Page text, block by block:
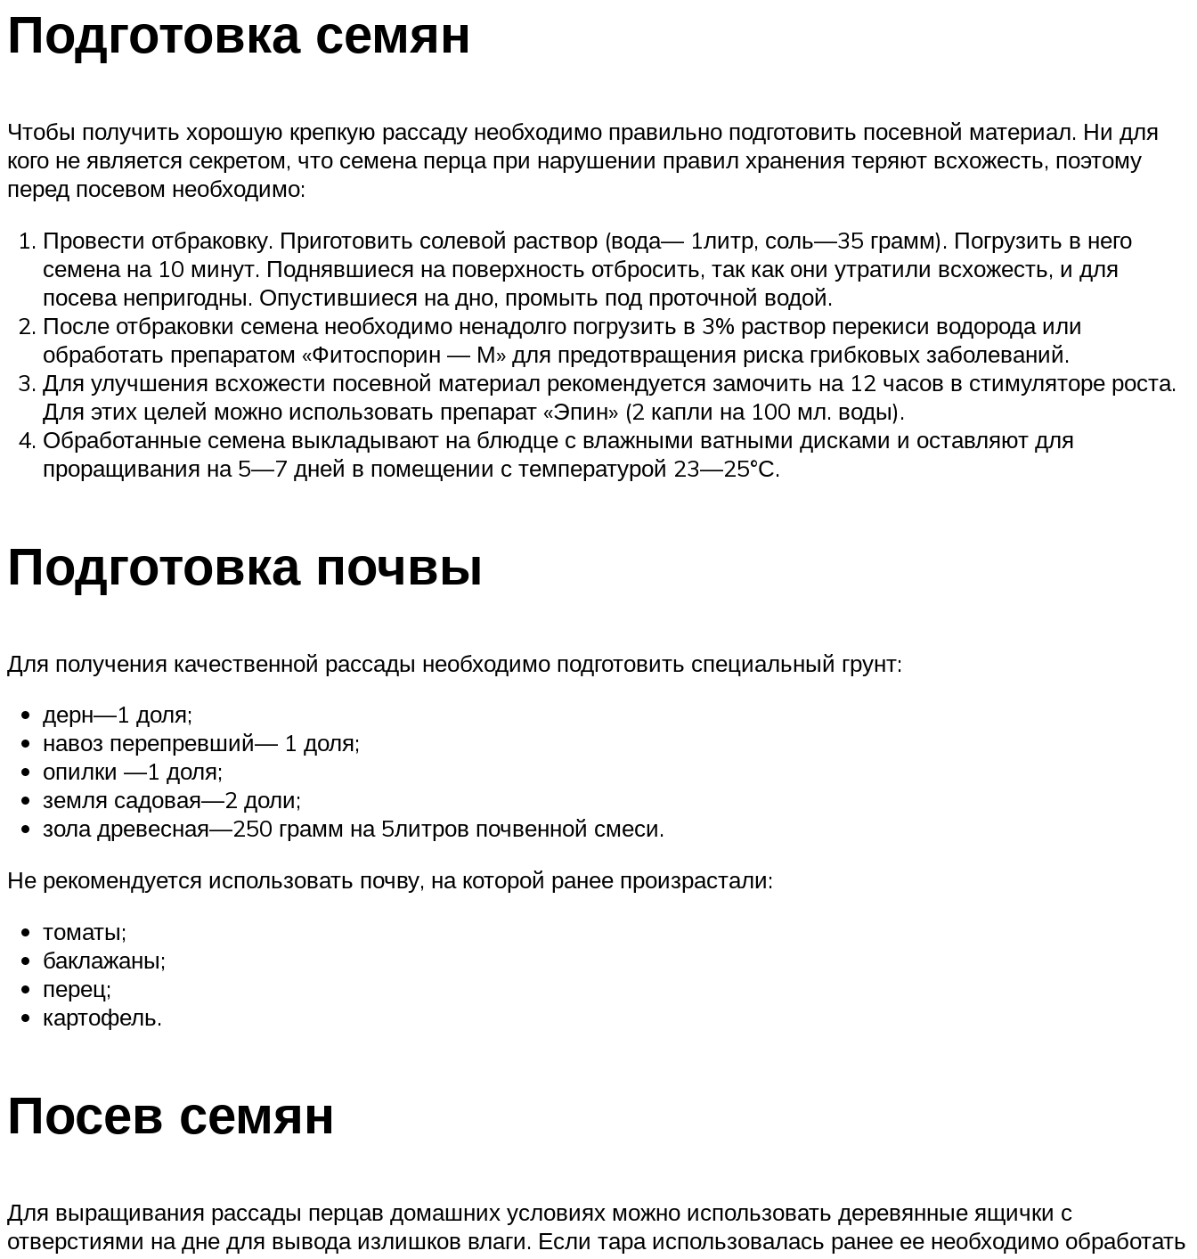
Подготовка семян
Чтобы получить хорошую крепкую рассаду необходимо правильно подготовить посевной материал. Ни для
кого не является секретом, что семена перца при нарушении правил хранения теряют всхожесть, поэтому
перед посевом необходимо:
Провести отбраковку. Приготовить солевой раствор (вода— 1литр, соль—35 грамм). Погрузить в него
семена на 10 минут. Поднявшиеся на поверхность отбросить, так как они утратили всхожесть, и для
посева непригодны. Опустившиеся на дно, промыть под проточной водой.
После отбраковки семена необходимо ненадолго погрузить в 3% раствор перекиси водорода или
обработать препаратом «Фитоспорин — М» для предотвращения риска грибковых заболеваний.
Для улучшения всхожести посевной материал рекомендуется замочить на 12 часов в стимуляторе роста.
Для этих целей можно использовать препарат «Эпин» (2 капли на 100 мл. воды).
Обработанные семена выкладывают на блюдце с влажными ватными дисками и оставляют для
проращивания на 5—7 дней в помещении с температурой 23—25°С.
Подготовка почвы
Для получения качественной рассады необходимо подготовить специальный грунт:
дерн—1 доля;
навоз перепревший— 1 доля;
опилки —1 доля;
земля садовая—2 доли;
зола древесная—250 грамм на 5литров почвенной смеси.
Не рекомендуется использовать почву, на которой ранее произрастали:
томаты;
баклажаны;
перец;
картофель.
Посев семян
Для выращивания рассады перцав домашних условиях можно использовать деревянные ящички с
отверстиями на дне для вывода излишков влаги. Если тара использовалась ранее ее необходимо обработать